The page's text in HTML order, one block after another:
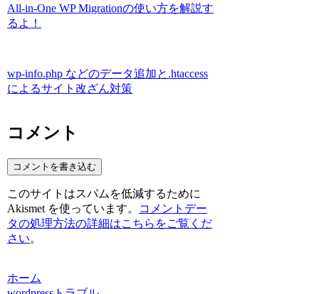
All-in-One WP Migrationの使い方を解説す
るよ！
wp-info.php などのデータ追加と.htaccess
によるサイト改ざん対策
コメント
コメントを書き込む
このサイトはスパムを低減するために
Akismet を使っています。
コメントデー
タの処理方法の詳細はこちらをご覧くだ
さい。
ホーム